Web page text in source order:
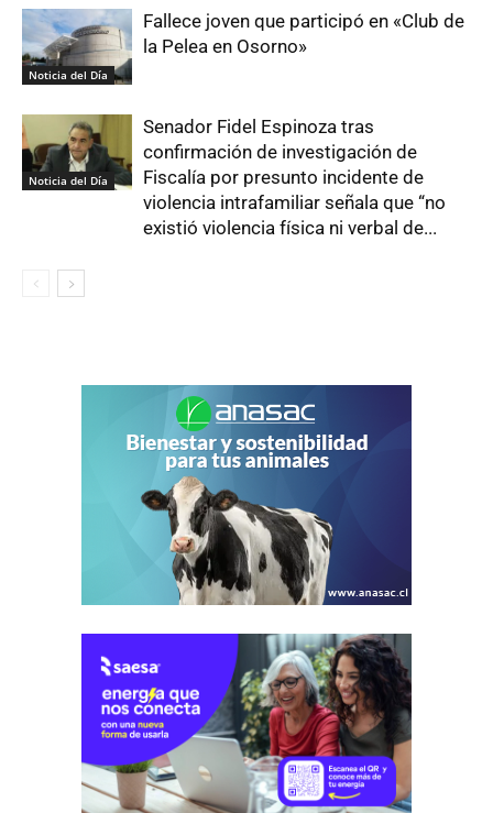
Noticia del Día
Fallece joven que participó en «Club de
la Pelea en Osorno»
Noticia del Día
Senador Fidel Espinoza tras
confirmación de investigación de
Fiscalía por presunto incidente de
violencia intrafamiliar señala que “no
existió violencia física ni verbal de...